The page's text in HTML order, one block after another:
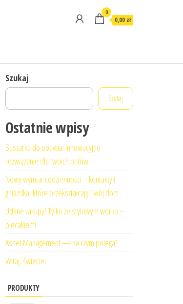
0
0,00 zł
Szukaj
Szukaj
Ostatnie wpisy
Suszarka do obuwia: innowacyjne
rozwiązanie dla twoich butów
Nowy wymiar codzienności – kontakty i
gniazdka, które przekształcają Twój dom
Udane zakupy? Tylko ze stylowym worko –
plecakiem!
Asset Management — na czym polega?
Witaj, świecie!
PRODUKTY